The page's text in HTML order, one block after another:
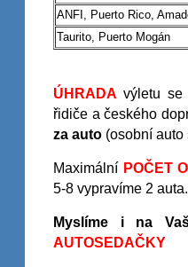
ANFI, Puerto Rico,
Taurito, Puerto Mogán
ÚHRADA výletu se
řidiče a českého
za auto (osobní
Maximální POČET
5-8 vypravíme 2
Myslíme i na
AUTOSEDAČKY